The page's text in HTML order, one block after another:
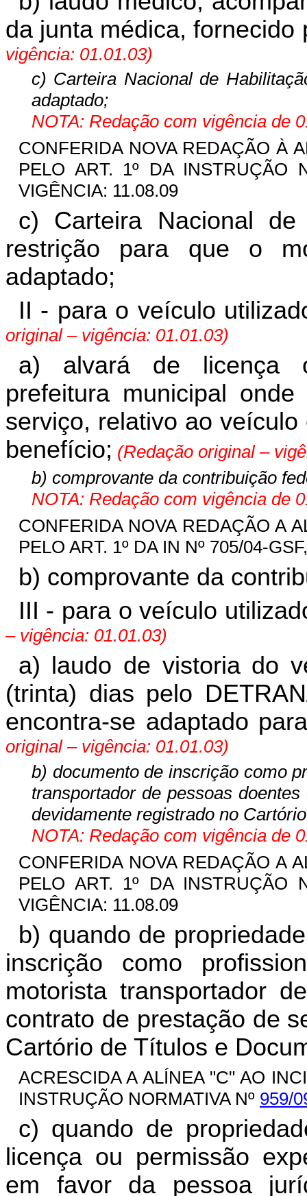
da junta médica, fornecido
vigência: 01.01.03)
c) Carteira Nacional de
adaptado;
NOTA: Redação com vigência de
CONFERIDA NOVA REDAÇÃO À
PELO ART. 1º DA INSTRUÇÃO
VIGÊNCIA: 11.08.09
c) Carteira Nacional
restrição para que o
adaptado;
II - para o veículo
original – vigência: 01.01.03)
a) alvará de licença
prefeitura municipal
serviço, relativo ao
benefício; (Redação original –
b) comprovante da contribuição
NOTA: Redação com vigência de
CONFERIDA NOVA REDAÇÃO A
PELO ART. 1º DA IN Nº 705/04-
b) comprovante da
III - para o veículo
– vigência: 01.01.03)
a) laudo de vistoria do
(trinta) dias pelo
encontra-se adaptado
original – vigência: 01.01.03)
b) documento de inscrição como
transportador de pessoas
devidamente registrado no
NOTA: Redação com vigência de
CONFERIDA NOVA REDAÇÃO A
PELO ART. 1º DA INSTRUÇÃO
VIGÊNCIA: 11.08.09
b) quando de
inscrição como
motorista transportador
contrato de prestação de
Cartório de Títulos e
ACRESCIDA A ALÍNEA "C" AO
INSTRUÇÃO NORMATIVA Nº 959/
c) quando de
licença ou permissão
em favor da pessoa